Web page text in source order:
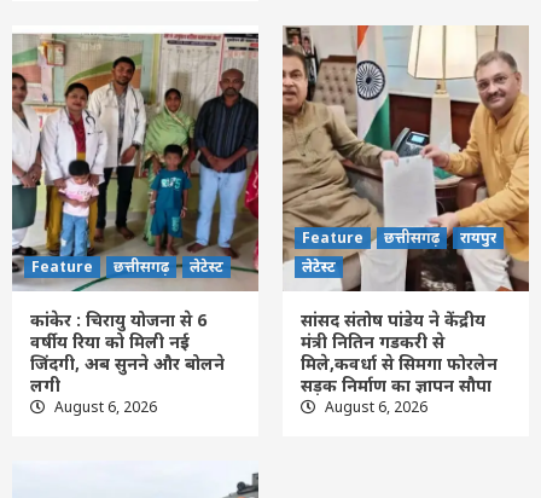
3
Feature छत्तीसगढ़ लेटेस्ट
कांकेर : चिरायु योजना से 6 वर्षीय रिया को मिली नई
जिंदगी, अब सुनने और बोलने लगी
4
Feature छत्तीसगढ़ रायपुर लेटेस्ट
सांसद संतोष पांडेय ने केंद्रीय मंत्री नितिन गडकरी से
मिले,कवर्धा से सिमगा फोरलेन सड़क निर्माण का
ज्ञापन सौपा
5
Feature छत्तीसगढ़ रायपुर लेटेस्ट
रामलला दर्शन योजना: सीएम साय की रामलला
दर्शन योजना से बुजुर्गों, महिलाओं एवं आर्थिक रूप
से कमजोर परिवारों का वर्षों पुराना सपना हो रहा
Feature छत्तीसगढ़ लेटेस्ट
कांकेर : चिरायु योजना से 6
वर्षीय रिया को मिली नई
जिंदगी, अब सुनने और बोलने
लगी
August 6, 2026
Feature छत्तीसगढ़
रायपुर
लेटेस्ट
सांसद संतोष पांडेय ने केंद्रीय
मंत्री नितिन गडकरी से
मिले,कवर्धा से सिमगा फोरलेन
सड़क निर्माण का ज्ञापन सौपा
August 6, 2026